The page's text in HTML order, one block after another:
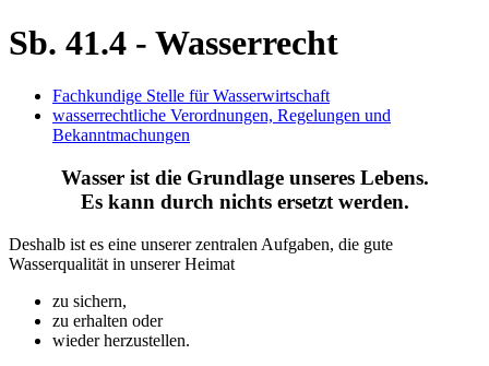
Sb. 41.4 - Wasserrecht
Fachkundige Stelle für Wasserwirtschaft
wasserrechtliche Verordnungen, Regelungen und
Bekanntmachungen
Wasser ist die Grundlage unseres Lebens.
Es kann durch nichts ersetzt werden.
Deshalb ist es eine unserer zentralen Aufgaben, die gute
Wasserqualität in unserer Heimat
zu sichern,
zu erhalten oder
wieder herzustellen.